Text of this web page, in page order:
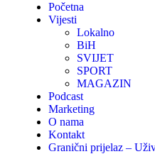
Početna
Vijesti
Lokalno
BiH
SVIJET
SPORT
MAGAZIN
Podcast
Marketing
O nama
Kontakt
Granični prijelaz –